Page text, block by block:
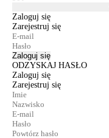
Zaloguj się
Zarejestruj się
Zaloguj się
ODZYSKAJ HASŁO
Zaloguj się
Zarejestruj się